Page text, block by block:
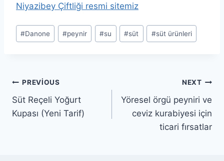
Niyazibey Çiftliği resmi sitemiz
Post
Tags:
#Danone #peynir #su #süt #süt ürünleri
Yazı
gezinmesi
PREVIOUS
Süt Reçeli Yoğurt
Kupası (Yeni Tarif)
NEXT
Yöresel örgü peyniri ve
ceviz kurabiyesi için
ticari fırsatlar